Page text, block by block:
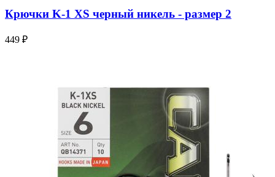
Крючки K-1 XS черный никель - размер 2
449 ₽